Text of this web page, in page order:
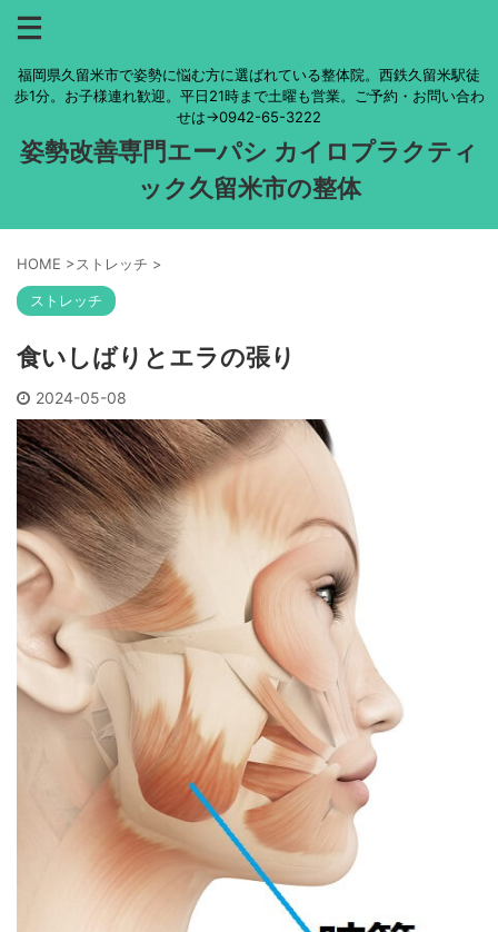
福岡県久留米市で姿勢に悩む方に選ばれている整体院。西鉄久留米駅徒
歩1分。お子様連れ歓迎。平日21時まで土曜も営業。ご予約・お問い合わ
せは→0942-65-3222
姿勢改善専門エーパシ カイロプラクティ
ック久留米市の整体
HOME >ストレッチ >
ストレッチ
食いしばりとエラの張り
2024-05-08